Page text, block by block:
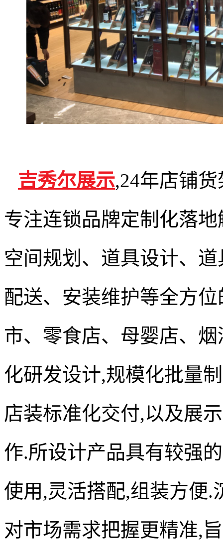
吉秀尔展示,24年店铺
专注连锁品牌定制化落
空间规划、道具设计、
配送、安装维护等全方
市、零食店、母婴店、
化研发设计,规模化批量
店装标准化交付,以及展
作.所设计产品具有较强
使用,灵活搭配,组装方便.
对市场需求把握更精准,